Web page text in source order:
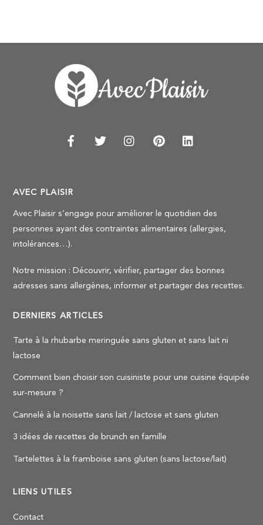
AVEC PLAISIR
Avec Plaisir s’engage pour améliorer le quotidien des
personnes ayant des contraintes alimentaires (allergies,
intolérances…).
Notre mission : Découvrir, vérifier, partager des bonnes
adresses sans allergènes, informer et partager des recettes.
DERNIERS ARTICLES
Tarte à la rhubarbe meringuée sans gluten et sans lait ni
lactose
Comment bien choisir son cuisiniste pour une cuisine équipée
sur-mesure ?
Cannelé à la noisette sans lait / lactose et sans gluten
3 idées de recettes de brunch en famille
Tartelettes à la framboise sans gluten (sans lactose/lait)
LIENS UTILES
Contact